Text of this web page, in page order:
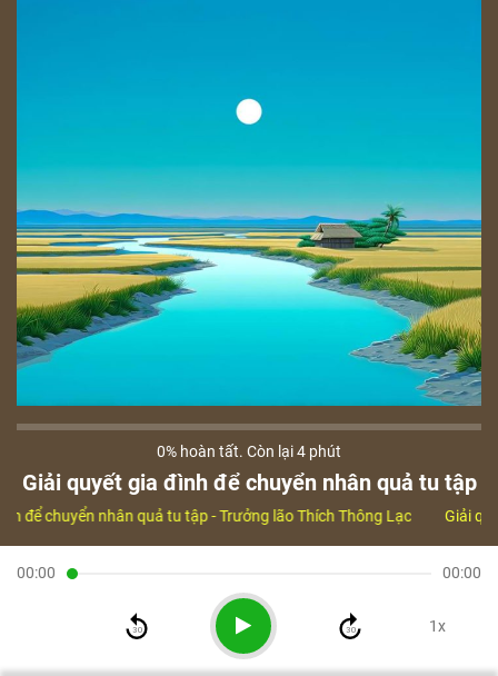
0% hoàn tất. Còn lại4 phút
Giải quyết gia đình để chuyển nhân quả tu tập
để chuyển nhân quả tu tập -Trưởng lão Thích Thông Lạc Giải
00:00 00:00
1x